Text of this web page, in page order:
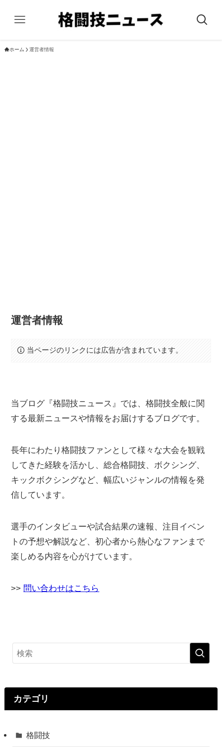
ホーム 運営者情報
運営者情報
当ページのリンクには広告が含まれています。
当ブログ『格闘技ニュース』では、格闘技全般に関
する最新ニュースや情報をお届けするブログです。
長年にわたり格闘技ファンとして様々な大会を観戦
してきた経験を活かし、総合格闘技、ボクシング、
キックボクシングなど、幅広いジャンルの情報を発
信しています。
選手のインタビューや試合結果の速報、注目イベン
トの予想や解説など、初心者から熱心なファンまで
楽しめる内容を心がけています。
>> 問い合わせはこちら
カテゴリ
格闘技